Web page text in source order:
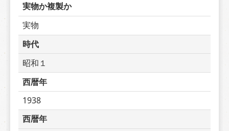
実物か複製か
実物
時代
昭和１
西暦年
1938
西暦年